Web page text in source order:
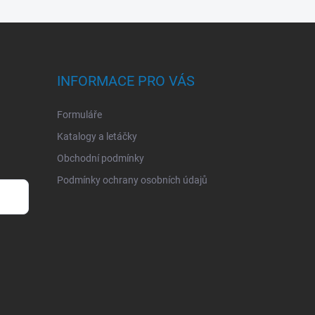
INFORMACE PRO VÁS
Formuláře
Katalogy a letáčky
Obchodní podmínky
Podmínky ochrany osobních údajů